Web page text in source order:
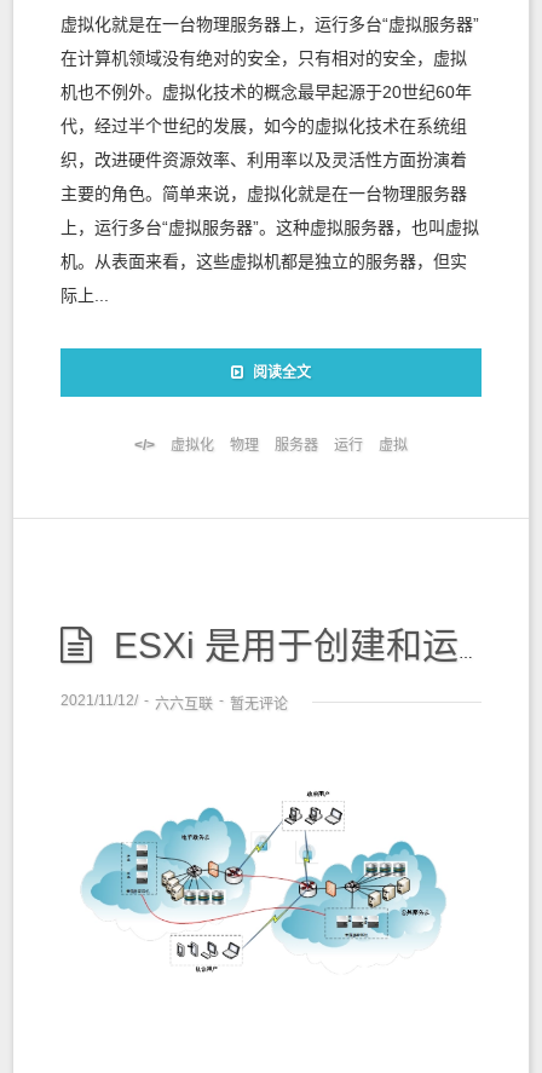
虚拟化就是在一台物理服务器上，运行多台“虚拟服务器”
在计算机领域没有绝对的安全，只有相对的安全，虚拟
机也不例外。虚拟化技术的概念最早起源于20世纪60年
代，经过半个世纪的发展，如今的虚拟化技术在系统组
织，改进硬件资源效率、利用率以及灵活性方面扮演着
主要的角色。简单来说，虚拟化就是在一台物理服务器
上，运行多台“虚拟服务器”。这种虚拟服务器，也叫虚拟
机。从表面来看，这些虚拟机都是独立的服务器，但实
际上...
阅读全文
虚拟化 物理 服务器 运行 虚拟
ESXi 是用于创建和运行虚拟机及虚拟设备的虚拟化平台
2021/11/12/ - 六六互联 - 暂无评论